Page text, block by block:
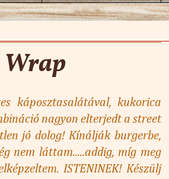
káposztasalátával, kukorica
nagyon elterjedt a street
jó dolog! Kínálják burgerbe,
nem láttam.....addig, míg meg
ISTENINEK! Készülj